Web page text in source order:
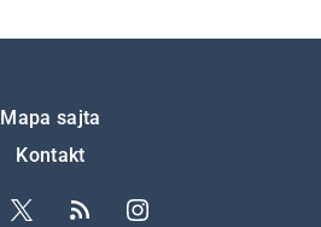
Mapa sajta
Kontakt